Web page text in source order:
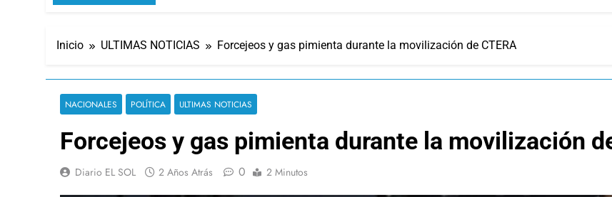
Inicio ULTIMAS NOTICIAS Forcejeos y gas pimienta durante la movilización de CTERA
NACIONALES POLÍTICA ULTIMAS NOTICIAS
Forcejeos y gas pimienta durante la movilización
Diario EL SOL 2 Años Atrás 0 2 Minutos